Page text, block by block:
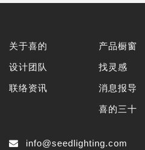
关于喜的
设计团队
联络资讯
产品橱窗
找灵感
消息报导
喜的三十
info@seedlighting.com